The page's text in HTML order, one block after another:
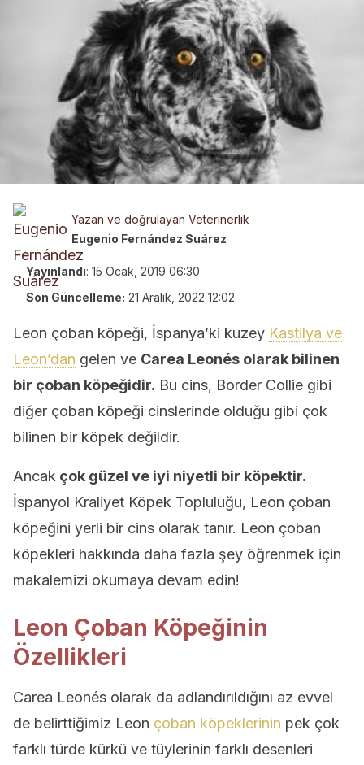
Yazan ve doğrulayan Veterinerlik
Eugenio Fernández Suárez
Yayınlandı: 15 Ocak, 2019 06:30
Son Güncelleme: 21 Aralık, 2022 12:02
Leon çoban köpeği, İspanya’ki kuzey Kastilya ve
Leon’dan gelen ve Carea Leonés olarak bilinen
bir çoban köpeğidir. Bu cins, Border Collie gibi
diğer çoban köpeği cinslerinde olduğu gibi çok
bilinen bir köpek değildir.
Ancak çok güzel ve iyi niyetli bir köpektir.
İspanyol Kraliyet Köpek Topluluğu, Leon çoban
köpeğini yerli bir cins olarak tanır. Leon çoban
köpekleri hakkında daha fazla şey öğrenmek için
makalemizi okumaya devam edin!
Leon Çoban Köpeğinin
Özellikleri
Carea Leonés olarak da adlandırıldığını az evvel
de belirttiğimiz Leon çoban köpeklerinin pek çok
farklı türde kürkü ve tüylerinin farklı desenleri